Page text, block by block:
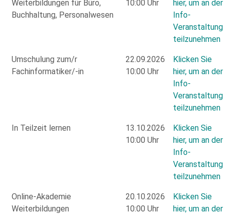
Weiterbildungen für Büro,
Buchhaltung, Personalwesen
10:00 Uhr
hier, um an der
Info-
Veranstaltung
teilzunehmen
Umschulung zum/r
Fachinformatiker/-in
22.09.2026
10:00 Uhr
Klicken Sie
hier, um an der
Info-
Veranstaltung
teilzunehmen
In Teilzeit lernen
13.10.2026
10:00 Uhr
Klicken Sie
hier, um an der
Info-
Veranstaltung
teilzunehmen
Online-Akademie
Weiterbildungen
20.10.2026
10:00 Uhr
Klicken Sie
hier, um an der